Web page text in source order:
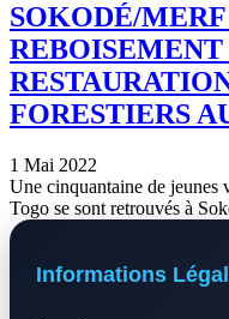
SOKODÉ/
REBOISEMENT
FORESTIERS
1 Mai 2022
Une cinquantaine de jeunes
Togo se sont retrouvés à
Informations